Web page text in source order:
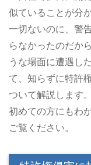
似ていることが分
一切ないのに、警
らなかったのだか
うな場面に遭遇し
て、知らずに特許
ついて解説します。
初めての方にもわ
ご覧ください。